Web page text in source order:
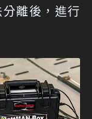
離後，進行